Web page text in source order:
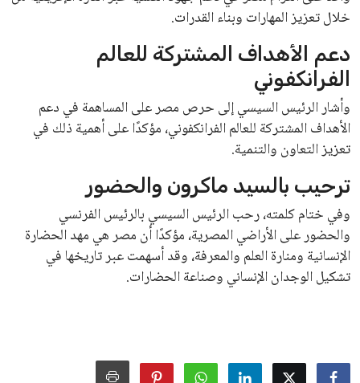
خلال تعزيز المهارات وبناء القدرات.
دعم الأهداف المشتركة للعالم
الفرانكفوني
وأشار الرئيس السيسي إلى حرص مصر على المساهمة في دعم
الأهداف المشتركة للعالم الفرانكفوني، مؤكدًا على أهمية ذلك في
تعزيز التعاون والتنمية.
ترحيب بالسيد ماكرون والحضور
وفي ختام كلمته، رحب الرئيس السيسي بالرئيس الفرنسي
والحضور على الأراضي المصرية، مؤكدًا أن مصر هي مهد الحضارة
الإنسانية ومنارة العلم والمعرفة، وقد أسهمت عبر تاريخها في
تشكيل الوجدان الإنساني وصناعة الحضارات.